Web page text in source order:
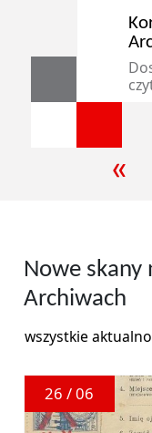
Nowe skany
Archiwach
wszystkie
26 / 06